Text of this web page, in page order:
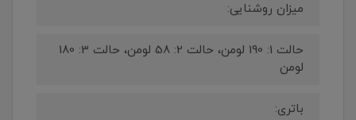
میزان روشنایی:
حالت 1: 190 لومن، حالت 2: 58 لومن، حالت 3: 180
لومن
باتری: